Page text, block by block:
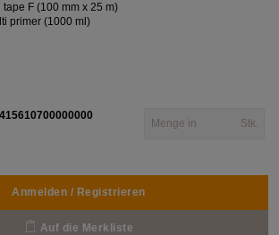
F (100 mm x 25 m)
primer (1000 ml)
415610700000000
Stk.
Anmelden / Registrieren
Auf die Merkliste